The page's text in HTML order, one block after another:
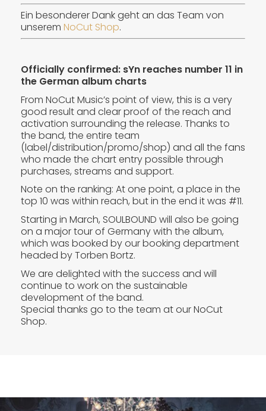
Ein besonderer Dank geht an das Team von
unserem NoCut Shop.
Officially confirmed: sYn reaches number 11 in
the German album charts
From NoCut Music’s point of view, this is a very
good result and clear proof of the reach and
activation surrounding the release. Thanks to
the band, the entire team
(label/distribution/promo/shop) and all the fans
who made the chart entry possible through
purchases, streams and support.
Note on the ranking: At one point, a place in the
top 10 was within reach, but in the end it was #11.
Starting in March, SOULBOUND will also be going
on a major tour of Germany with the album,
which was booked by our booking department
headed by Torben Bortz.
We are delighted with the success and will
continue to work on the sustainable
development of the band.
Special thanks go to the team at our NoCut
Shop.